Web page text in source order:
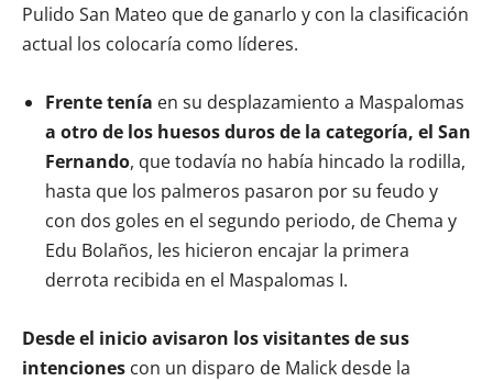
Pulido San Mateo que de ganarlo y con la clasificación
actual los colocaría como líderes.
Frente tenía en su desplazamiento a Maspalomas
a otro de los huesos duros de la categoría, el San
Fernando, que todavía no había hincado la rodilla,
hasta que los palmeros pasaron por su feudo y
con dos goles en el segundo periodo, de Chema y
Edu Bolaños, les hicieron encajar la primera
derrota recibida en el Maspalomas I.
Desde el inicio avisaron los visitantes de sus
intenciones con un disparo de Malick desde la